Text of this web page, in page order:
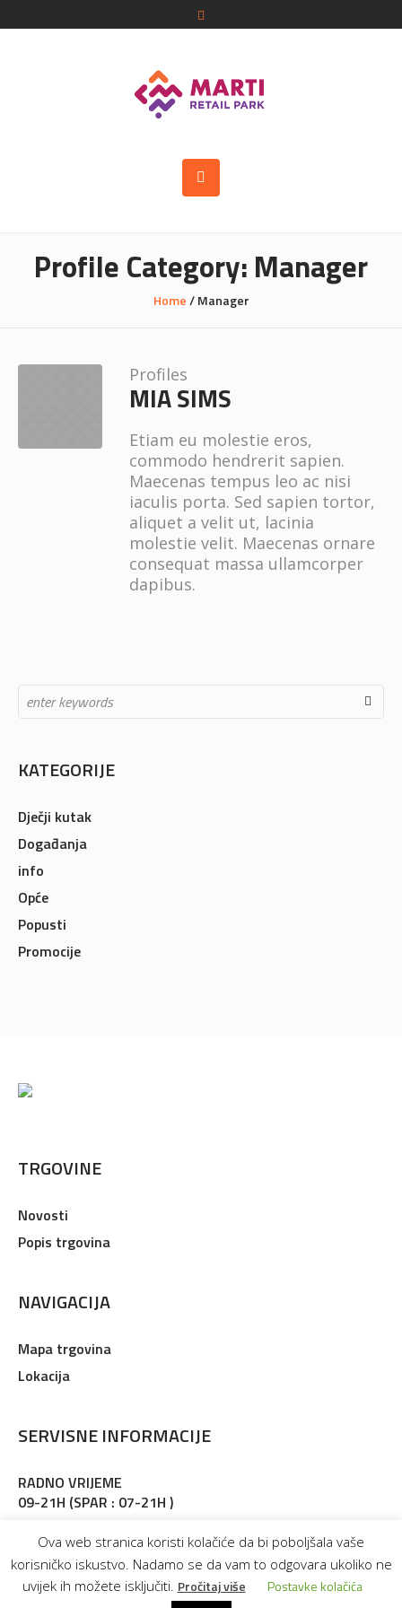
Profile Category: Manager
Home/Manager
Profiles
MIA SIMS
Etiam eu molestie eros,
commodo hendrerit sapien.
Maecenas tempus leo ac nisi
iaculis porta. Sed sapien tortor,
aliquet a velit ut, lacinia
molestie velit. Maecenas ornare
consequat massa ullamcorper
dapibus.
KATEGORIJE
Dječji kutak
Događanja
info
Opće
Popusti
Promocije
TRGOVINE
Novosti
Popis trgovina
NAVIGACIJA
Mapa trgovina
Lokacija
SERVISNE INFORMACIJE
RADNO VRIJEME
09-21H (SPAR : 07-21H )
Ova web stranica koristi kolačiće da bi poboljšala vaše
korisničko iskustvo. Nadamo se da vam to odgovara ukoliko ne
uvijek ih možete isključiti. Pročitaj više Postavke kolačića